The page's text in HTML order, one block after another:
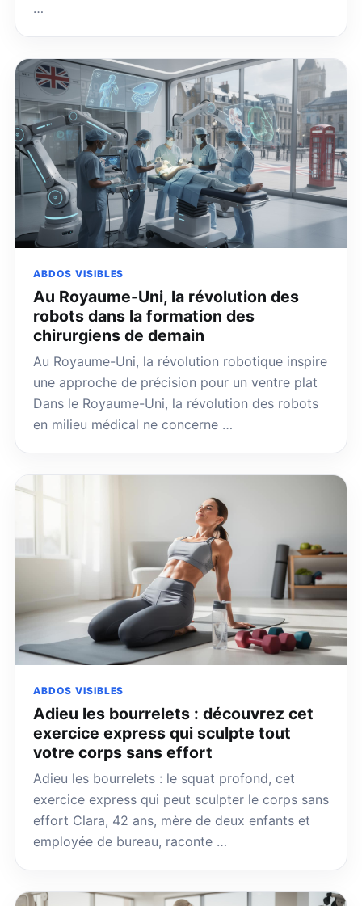
…
ABDOS VISIBLES
Au Royaume-Uni, la révolution des
robots dans la formation des
chirurgiens de demain
Au Royaume-Uni, la révolution robotique inspire
une approche de précision pour un ventre plat
Dans le Royaume-Uni, la révolution des robots
en milieu médical ne concerne …
ABDOS VISIBLES
Adieu les bourrelets : découvrez cet
exercice express qui sculpte tout
votre corps sans effort
Adieu les bourrelets : le squat profond, cet
exercice express qui peut sculpter le corps sans
effort Clara, 42 ans, mère de deux enfants et
employée de bureau, raconte …